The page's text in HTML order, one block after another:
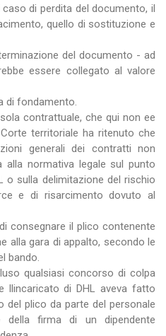
di perdita del documento, il
quello di sostituzione e
del documento - ad
essere collegato al valore
di fondamento.
contrattuale, che qui non ee
territoriale ha ritenuto che
generali dei contratti non
normativa legale sul punto
o sulla delimitazione del rischio
e di risarcimento dovuto al
consegnare il plico contenente
alla gara di appalto, secondo le
bando.
qualsiasi concorso di colpa
llincaricato di DHL aveva fatto
del plico da parte del personale
della firma di un dipendente